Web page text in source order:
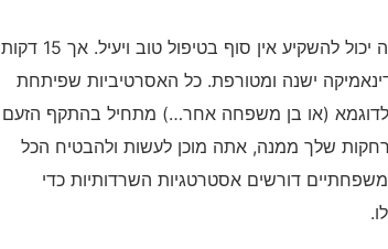
אין דבר דביק יותר מאשר משפחה בחגים. אתה יכול להשקיע אין סוף בטיפול טוב ויעיל. אך 15 דקות
ישנה ומטורפת. כל האסרטיביות שפיתחת
(או בן משפחה אחר…) מתחיל בהתקף הזעם
שלך ממנה, אתה מוכן לעשות ולהבטיח הכל
דורשים אסטרטגיות השרדותיות כדי